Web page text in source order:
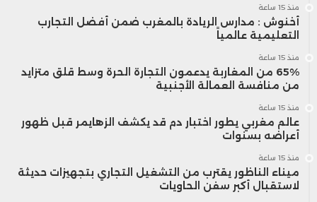
منذ 15 ساعة
أخنوش : مدارس الريادة بالمغرب ضمن أفضل التجارب
التعليمية عالمياً
منذ 15 ساعة
65% من المغاربة يدعمون التجارة الحرة وسط قلق متزايد
من منافسة العمالة الأجنبية
منذ 15 ساعة
عالم مغربي يطور اختبار دم قد يكشف الزهايمر قبل ظهور
أعراضه بسنوات
منذ 15 ساعة
ميناء الناظور يقترب من التشغيل التجاري بتجهيزات حديثة
لاستقبال أكبر سفن الحاويات